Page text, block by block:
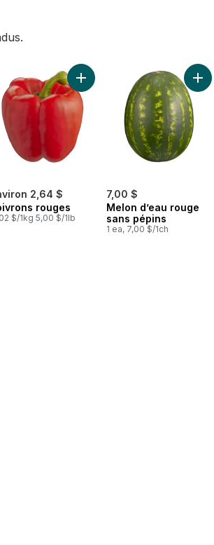
de brocoli au panier
2,64 $
rouges
$/1kg 5,00 $/1lb
Ajouter Poivrons rouges au
7,00 $
Melon d’eau rouge
sans pépins
1 ea, 7,00 $/1ch